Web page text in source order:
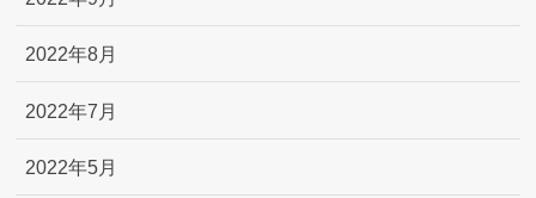
2022年8月
2022年7月
2022年5月